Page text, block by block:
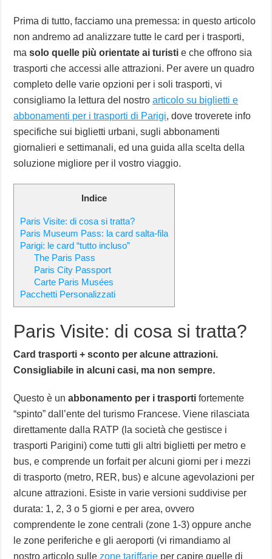
Prima di tutto, facciamo una premessa: in questo articolo
non andremo ad analizzare tutte le card per i trasporti,
masolo quelle più orientate ai turisti e che offrono sia
trasporti che accessi alle attrazioni. Per avere un quadro
completo delle varie opzioni per i soli trasporti, vi
consigliamo la lettura del nostroarticolo su biglietti e
abbonamenti per i trasporti di Parigi, dove troverete info
specifiche sui biglietti urbani, sugli abbonamenti
giornalieri e settimanali, ed una guida alla scelta della
soluzione migliore per il vostro viaggio.
Indice
Paris Visite: di cosa si tratta?
Paris Museum Pass: la card salta-fila
Parigi: le card “tutto incluso”
The Paris Pass
Paris City Passport
Carte Paris Musées
Pacchetti Personalizzati
Paris Visite: di cosa si tratta?
Card trasporti + sconto per alcune attrazioni.
Consigliabile in alcuni casi, ma non sempre.
Questo è unabbonamento per i trasporti fortemente
“spinto” dall’ente del turismo Francese. Viene rilasciata
direttamente dalla RATP (la società che gestisce i
trasporti Parigini) come tutti gli altri biglietti per metro e
bus, e comprende un forfait per alcuni giorni per i mezzi
di trasporto (metro, RER, bus) e alcune agevolazioni per
alcune attrazioni. Esiste in varie versioni suddivise per
durata: 1, 2, 3 o 5 giorni e per area, ovvero
comprendente le zone centrali (zone 1-3) oppure anche
le zone periferiche e gli aeroporti (vi rimandiamo al
nostro articolo sullezone tariffarie per capire quelle di